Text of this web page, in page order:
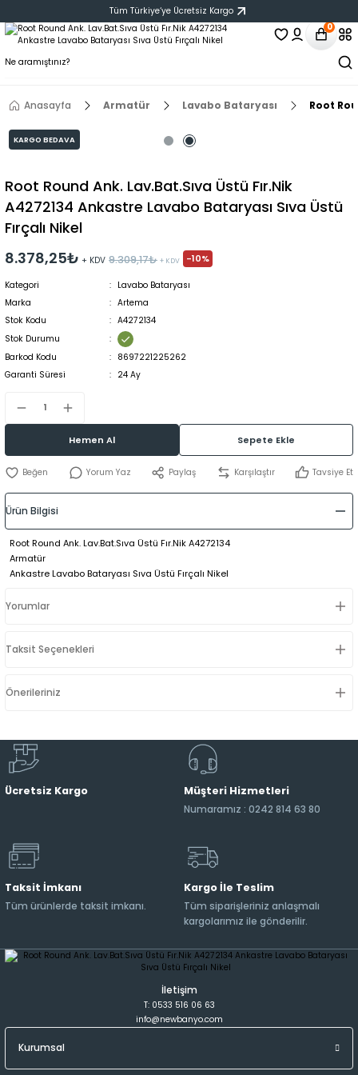
Tüm Türkiye‘ye Ücretsiz Kargo
0
Anasayfa Armatür Lavabo Bataryası Root
KARGO BEDAVA
Root Round Ank. Lav.Bat.Sıva Üstü Fır.Nik
A4272134 Ankastre Lavabo Bataryası Sıva Üstü
Fırçalı Nikel
8.378,25₺ + KDV 9.309,17₺ + KDV -10%
Kategori
Lavabo Bataryası
Marka
Artema
Stok Kodu
A4272134
Stok Durumu
Barkod Kodu
8697221225262
Garanti Süresi
24 Ay
Hemen Al Sepete Ekle
Yorum Yaz Paylaş Karşılaştır Tavsiye Et
Ürün Bilgisi
Root Round Ank. Lav.Bat.Sıva Üstü Fır.Nik A4272134
Armatür
Ankastre Lavabo Bataryası Sıva Üstü Fırçalı Nikel
Yorumlar
Taksit Seçenekleri
Önerileriniz
Ücretsiz Kargo Müşteri Hizmetleri
Numaramız : 0242 814 63 80
Taksit İmkanı
Tüm ürünlerde taksit imkanı.
Kargo İle Teslim
Tüm siparişleriniz anlaşmalı
kargolarımız ile gönderilir.
İletişim
T: 0533 516 06 63
info@newbanyo.com
Kurumsal